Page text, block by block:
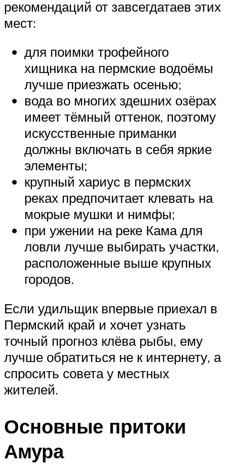
рекомендаций от завсегдатаев этих
мест:
для поимки трофейного
хищника на пермские водоёмы
лучше приезжать осенью;
вода во многих здешних озёрах
имеет тёмный оттенок, поэтому
искусственные приманки
должны включать в себя яркие
элементы;
крупный хариус в пермских
реках предпочитает клевать на
мокрые мушки и нимфы;
при ужении на реке Кама для
ловли лучше выбирать участки,
расположенные выше крупных
городов.
Если удильщик впервые приехал в
Пермский край и хочет узнать
точный прогноз клёва рыбы, ему
лучше обратиться не к интернету, а
спросить совета у местных
жителей.
Основные притоки
Амура